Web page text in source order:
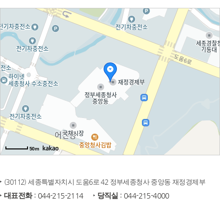
50m
(30112) 세종특별자치시 도움6로 42 정부세종청사 중앙동 재정경제부
대표전화: 044-215-2114 당직실 : 044-215-4000